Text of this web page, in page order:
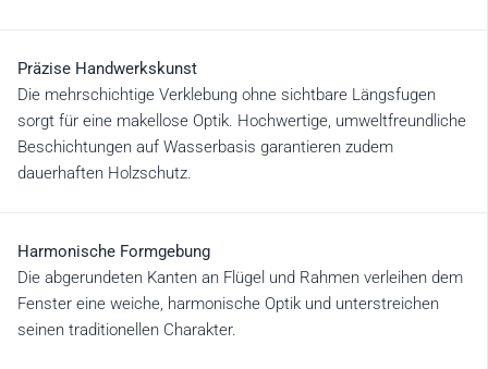
Präzise Handwerkskunst
Die mehrschichtige Verklebung ohne sichtbare Längsfugen
sorgt für eine makellose Optik. Hochwertige, umweltfreundliche
Beschichtungen auf Wasserbasis garantieren zudem
dauerhaften Holzschutz.
Harmonische Formgebung
Die abgerundeten Kanten an Flügel und Rahmen verleihen dem
Fenster eine weiche, harmonische Optik und unterstreichen
seinen traditionellen Charakter.